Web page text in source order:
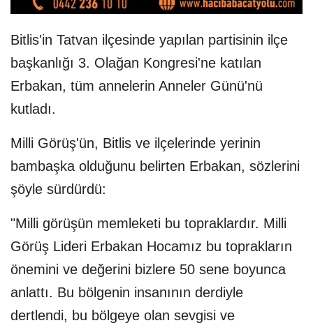
Bitlis'in Tatvan ilçesinde yapılan partisinin ilçe
başkanlığı 3. Olağan Kongresi'ne katılan
Erbakan, tüm annelerin Anneler Günü'nü
kutladı.
Milli Görüş'ün, Bitlis ve ilçelerinde yerinin
bambaşka olduğunu belirten Erbakan, sözlerini
şöyle sürdürdü:
"Milli görüşün memleketi bu topraklardır. Milli
Görüş Lideri Erbakan Hocamız bu toprakların
önemini ve değerini bizlere 50 sene boyunca
anlattı. Bu bölgenin insanının derdiyle
dertlendi, bu bölgeye olan sevgisi ve